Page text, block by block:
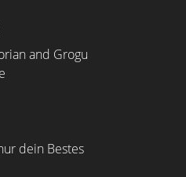
and Grogu
dein Bestes